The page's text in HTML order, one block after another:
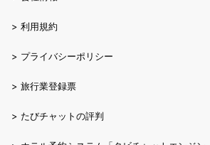
> 利用規約
> プライバシーポリシー
> 旅行業登録票
> たびチャットの評判